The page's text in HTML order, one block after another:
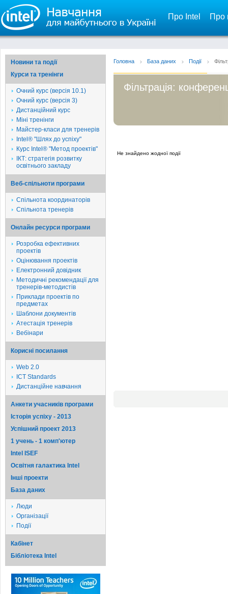
Про Intel Про
Новини та події
Курси та тренінги
Очний курс (версія 10.1)
Очний курс (версія 3)
Дистанційний курс
Міні тренінги
Майстер-класи для тренерів
Intel® "Шлях до успіху"
Курс Intel® "Метод проектів"
ІКТ: стратегія розвитку
освітнього закладу
Веб-спільноти програми
Спільнота координаторів
Спільнота тренерів
Онлайн ресурси програми
Розробка ефективних
проектів
Оцінювання проектів
Електронний довідник
Методичні рекомендації для
тренерів-методистів
Приклади проектів по
предметах
Шаблони документів
Атестація тренерів
Вебінари
Корисні посилання
Web 2.0
ICT Standards
Дистанційне навчання
Анкети учасників програми
Історія успіху - 2013
Успішний проект 2013
1 учень - 1 комп'ютер
Intel ISEF
Освітня галактика Intel
Iншi проекти
База даних
Люди
Організації
Події
Кабінет
Бібліотека Intel
Головна База даних Події
Фільтрація:
Не знайдено жодної події